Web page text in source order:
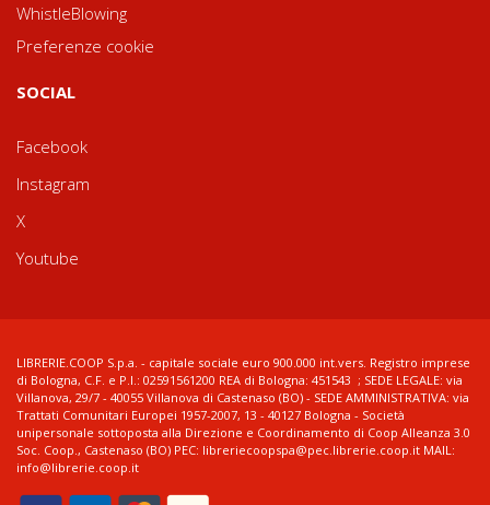
WhistleBlowing
Preferenze cookie
SOCIAL
Facebook
Instagram
X
Youtube
LIBRERIE.COOP S.p.a. - capitale sociale euro 900.000 int.vers. Registro imprese
di Bologna, C.F. e P.I.: 02591561200 REA di Bologna: 451543 ; SEDE LEGALE: via
Villanova, 29/7 - 40055 Villanova di Castenaso (BO) - SEDE AMMINISTRATIVA: via
Trattati Comunitari Europei 1957-2007, 13 - 40127 Bologna - Società
unipersonale sottoposta alla Direzione e Coordinamento di Coop Alleanza 3.0
Soc. Coop., Castenaso (BO) PEC: libreriecoopspa@pec.librerie.coop.it MAIL:
info@librerie.coop.it